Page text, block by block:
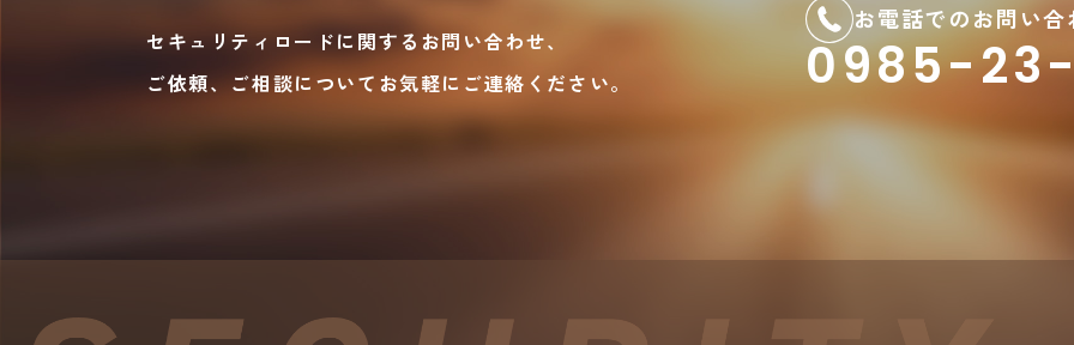
セキュリティロードに関するお問い合わせ、
ご依頼、ご相談についてお気軽にご連絡ください。
お電話でのお問い合
0985-23-